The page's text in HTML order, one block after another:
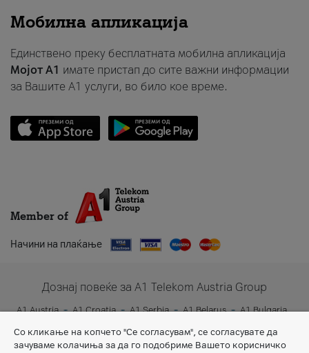
Мобилна апликација
Единствено преку бесплатната мобилна апликација
Мојот A1 имате пристап до сите важни информации
за Вашите A1 услуги, во било кое време.
Member of
Начини на плаќање
Дознај повеќе за A1 Telekom Austria Group
A1 Austria A1 Croatia A1 Serbia A1 Belarus
A1 Bulgaria
A1 Slovenia
A1 Digital
Со кликање на копчето "Се согласувам", се согласувате да
зачуваме колачиња за да го подобриме Вашето корисничко